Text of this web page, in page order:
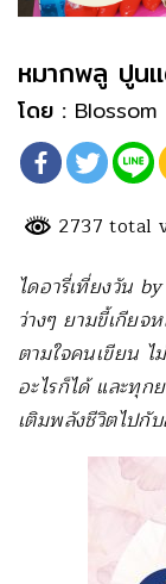
หมากพลู ปูน
โดย :
2737 total
ไดอารี่เที่ยงวัน
ว่างๆ ยามขี้เกียจ
ตามใจคนเขียน ไ
อะไรก็ได้ และทุก
เติมพลังชีวิตไปกั